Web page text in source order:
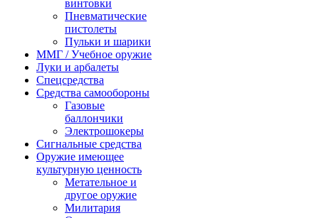
винтовки
Пневматические
пистолеты
Пульки и шарики
ММГ / Учебное оружие
Луки и арбалеты
Спецсредства
Средства самообороны
Газовые
баллончики
Электрошокеры
Сигнальные средства
Оружие имеющее
культурную ценность
Метательное и
другое оружие
Милитария